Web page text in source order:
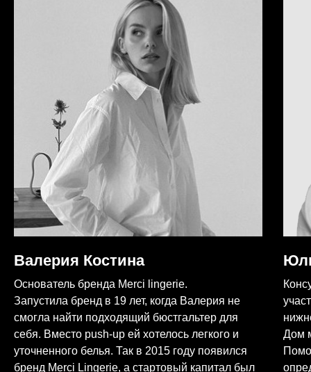
Валерия Костина
Основатель бренда Merci lingerie.
Запустила бренд в 19 лет, когда Валерия не
смогла найти подходящий бюстгальтер для
себя. Вместо push-up ей хотелось легкого и
уточненного белья. Так в 2015 году появился
бренд Merci Lingerie, а стартовый капитал был
Дом